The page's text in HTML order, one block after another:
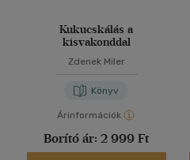
Kukucskálás a
kisvakonddal
Zdenek Miler
Könyv
Árinformációk
Borító ár: 2 999 Ft